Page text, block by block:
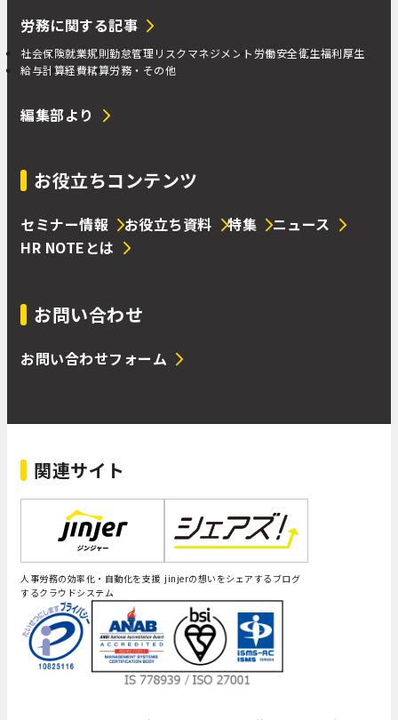
労務に関する記事
社会保険就業規則勤怠管理 リスクマネジメント 労働安全衛生福利厚生
給与計算経費精算労務・その他
編集部より
お役立ちコンテンツ
セミナー情報 お役立ち資料 特集
ニュース
HR NOTEとは
お問い合わせ
お問い合わせフォーム
関連サイト
人事労務の効率化・自動化を支援
するクラウドシステム
jinjerの想いをシェアするブログ